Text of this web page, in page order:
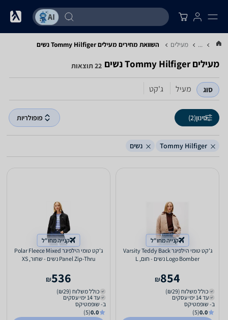
... מעילים השוואת מחירים מעילים ‏Tommy Hilfiger ‏נשים
מעילים ‏Tommy Hilfiger ‏נשים 22 תוצאות
סוג מעיל ג'קט
סינון(2) פופולריות
Tommy Hilfiger נשים
קנייה מחו"ל
ג'קט טומי הילפיגר Varsity Teddy Back
Logo Bomber נשים - חום, L
854
₪
כולל משלוח (₪29)
עד 14 ימי עסקים
ב- שופמטיקס
0.0
(5)
קנייה מחו"ל
ג'קט טומי הילפיגר Polar Fleece Mixed
Panel Zip-Thru נשים - שחור, XS
536
₪
כולל משלוח (₪29)
עד 14 ימי עסקים
ב- שופמטיקס
0.0
(5)